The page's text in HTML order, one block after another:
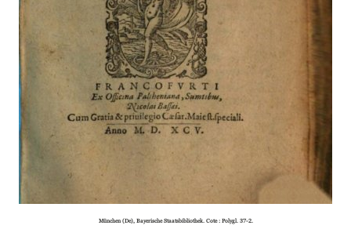
München (De), Bayerische Staatsbibliothek. Cote : Polygl. 37-2.